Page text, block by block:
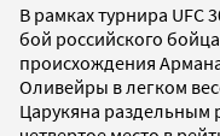
В рамках турнира UFC
бой российского
происхождения
Оливейры в легком
Царукяна раздельным